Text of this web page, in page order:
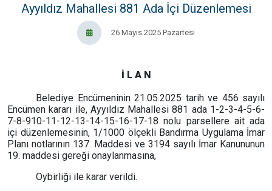
Ayyıldız Mahallesi 881 Ada İçi Düzenlemesi
26 Mayıs 2025 Pazartesi
İ L A N
Belediye Encümeninin 21.05.2025 tarih ve 456 sayılı
Encümen kararı ile, Ayyıldız Mahallesi 881 ada 1-2-3-4-5-6-
7-8-910-11-12-13-14-15-16-17-18 nolu parsellere ait ada
içi düzenlemesinin, 1/1000 ölçekli Bandırma Uygulama İmar
Planı notlarının 137. Maddesi ve 3194 sayılı İmar Kanununun
19. maddesi gereği onaylanmasına,
Oybirliği ile karar verildi.